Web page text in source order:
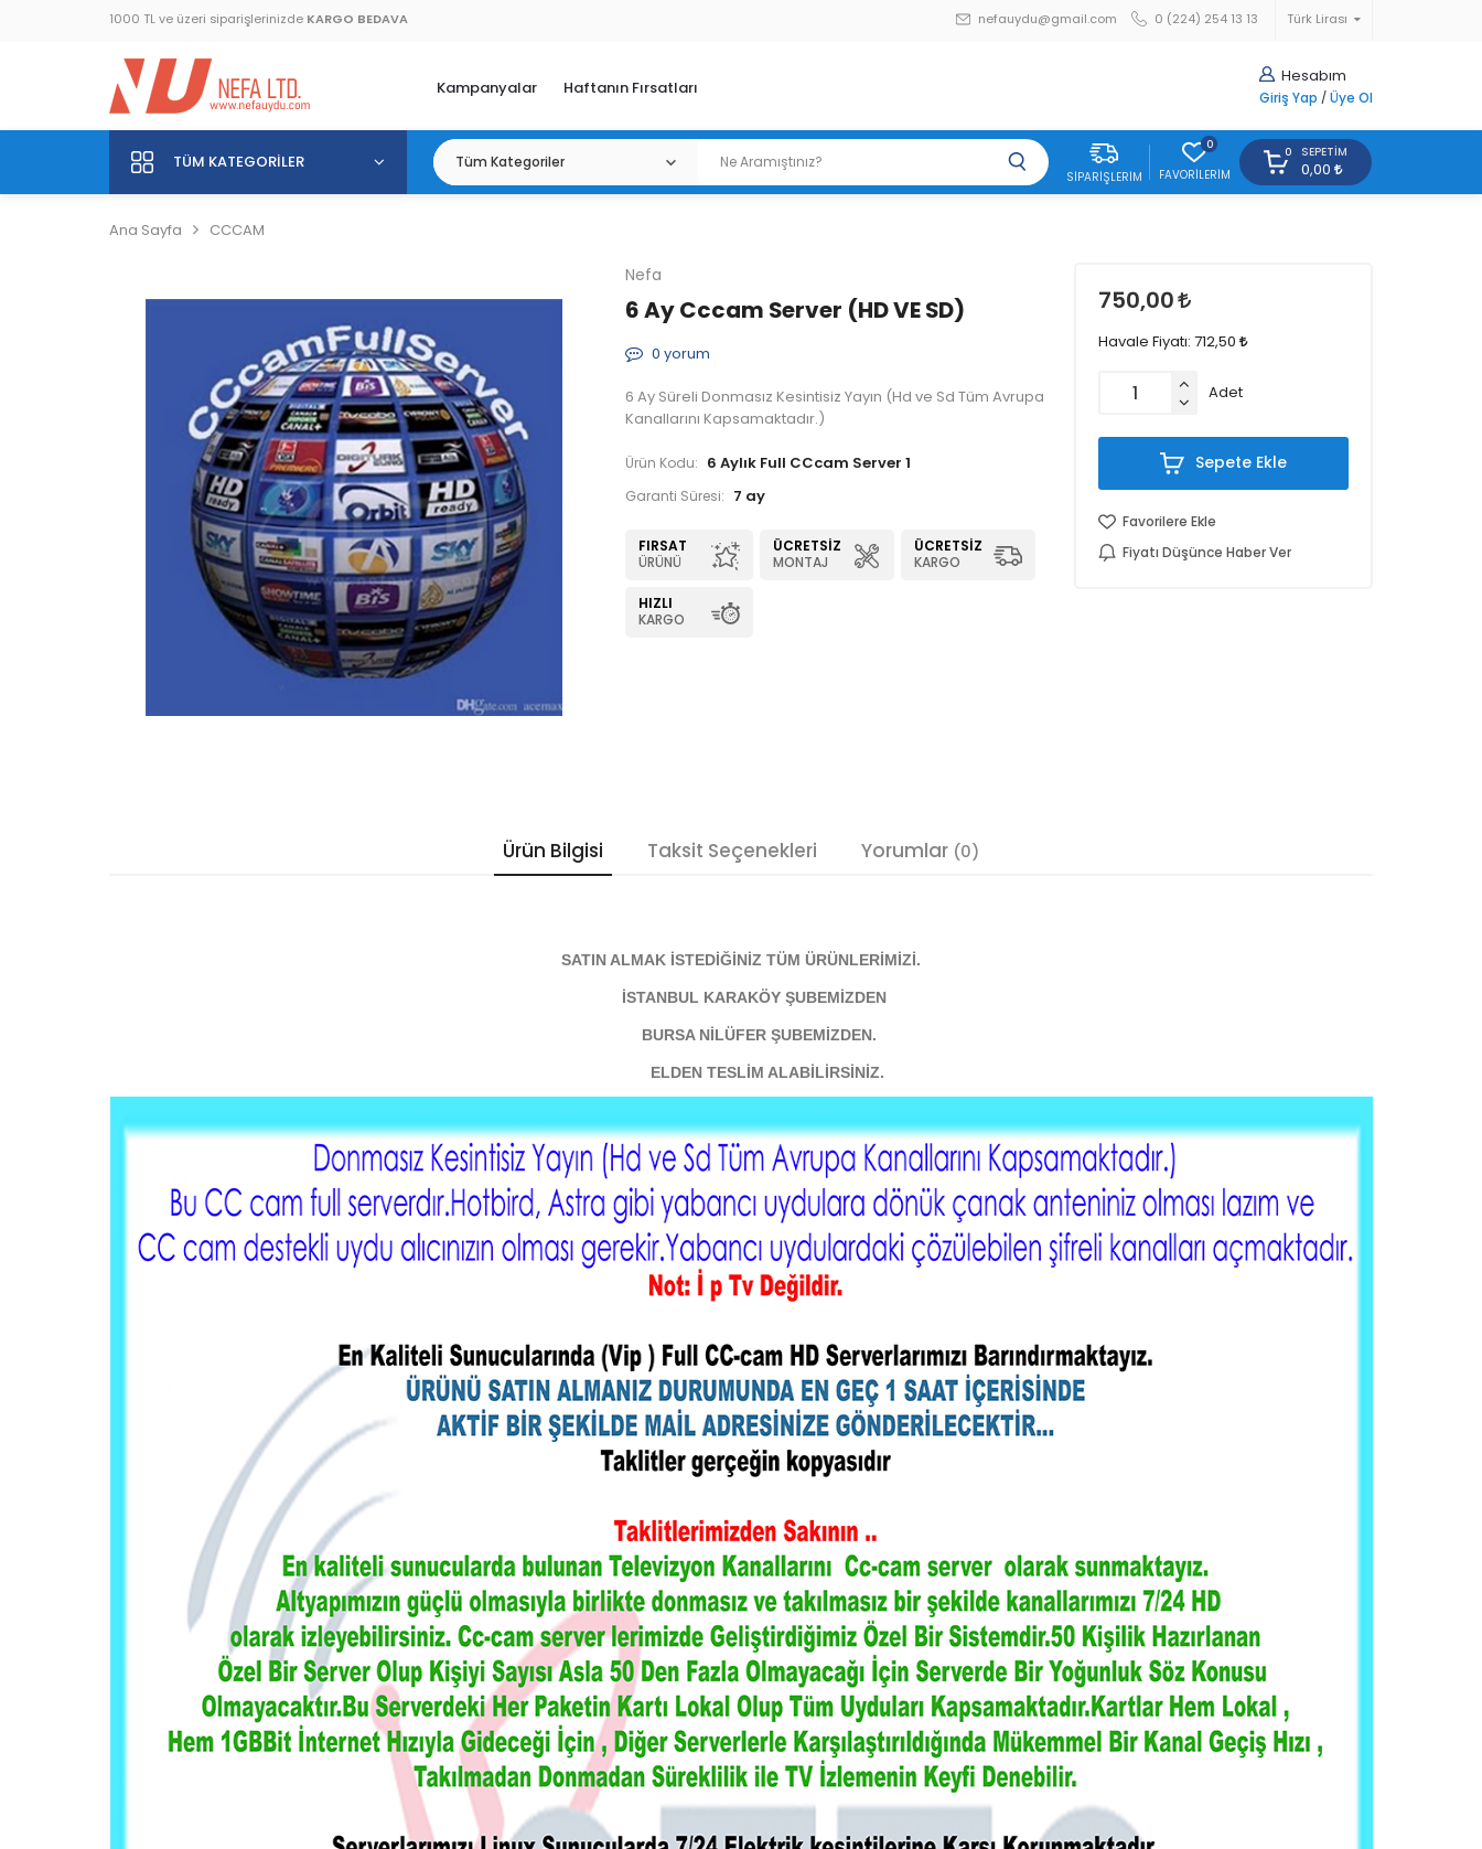
1000 TL ve üzeri siparişlerinizde KARGO BEDAVA Türk Lirası
nefauydu@gmail.com 0 (224) 254 13 13
Hesabım
Giriş Yap / Üye Ol
Kampanyalar Haftanın Fırsatları
TÜM KATEGORILER
SIPARIŞLERIM
0
FAVORILERIM
0 SEPETIM
0,00
Ana Sayfa CCCAM
Nefa
6 Ay Cccam Server (HD VE SD)
0 yorum
6 Ay Süreli Donmasız Kesintisiz Yayın (Hd ve Sd Tüm Avrupa
Kanallarını Kapsamaktadır.)
Ürün Kodu: 6 Aylık Full CCcam Server 1
Garanti Süresi: 7 ay
FIRSAT
ÜRÜNÜ
ÜCRETSIZ
MONTAJ
ÜCRETSIZ
KARGO
HIZLI
KARGO
750,00
Havale Fiyatı:712,50
Adet
Sepete Ekle
Favorilere Ekle
Fiyatı Düşünce Haber Ver
Ürün Bilgisi Taksit Seçenekleri Yorumlar (0)
SATIN ALMAK İSTEDİĞİNİZ TÜM ÜRÜNLERİMİZİ.
İSTANBUL KARAKÖY ŞUBEMİZDEN
BURSA NİLÜFER ŞUBEMİZDEN.
ELDEN TESLİM ALABİLİRSİNİZ.